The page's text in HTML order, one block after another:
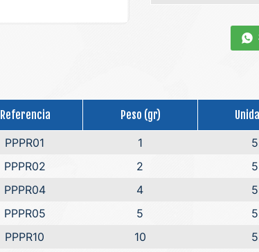
Referencia Peso (gr)
PPPR01
1
5
PPPR02
2
5
PPPR04
4
5
PPPR05
5
5
PPPR10
10
5